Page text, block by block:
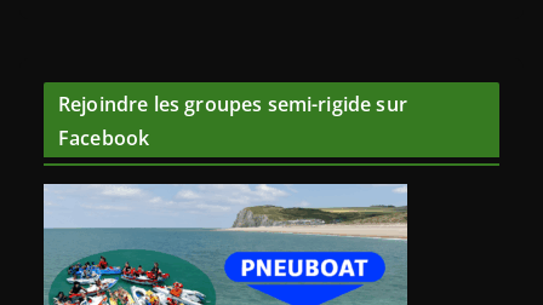
Rejoindre les groupes semi-rigide sur
Facebook